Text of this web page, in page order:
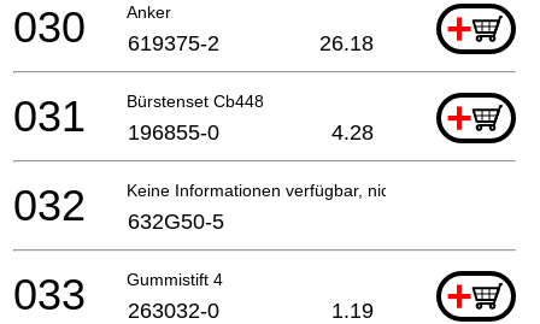
Anker +
030 619375-2 26.18
Bürstenset Cb448 +
031 196855-0 4.28
Keine Informationen verfügbar, nicht bestellbar
032 632G50-5
Gummistift 4 +
033 263032-0 1.19